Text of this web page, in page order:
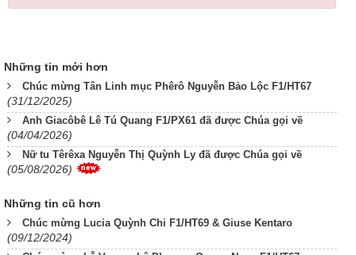
Những tin mới hơn
Chúc mừng Tân Linh mục Phêrô Nguyễn Bảo Lộc F1/HT67
(31/12/2025)
Anh Giacôbê Lê Tú Quang F1/PX61 đã được Chúa gọi về
(04/04/2026)
Nữ tu Têrêxa Nguyễn Thị Quỳnh Ly đã được Chúa gọi về
(05/08/2026)
Những tin cũ hơn
Chúc mừng Lucia Quỳnh Chi F1/HT69 & Giuse Kentaro
(09/12/2024)